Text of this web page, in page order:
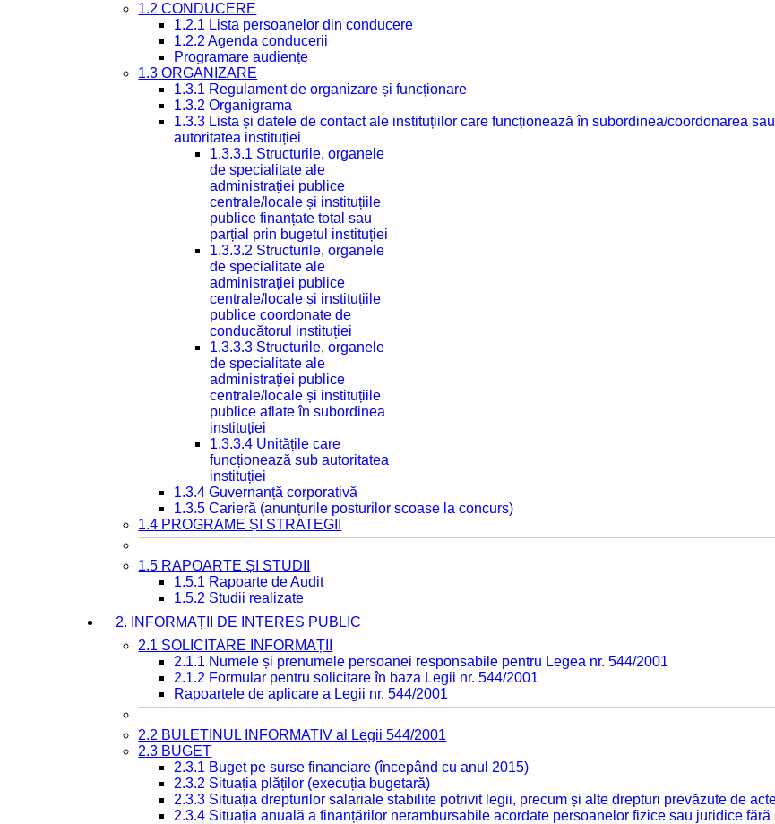
1.2 CONDUCERE
1.2.1 Lista persoanelor din conducere
1.2.2 Agenda conducerii
Programare audiențe
1.3 ORGANIZARE
1.3.1 Regulament de organizare și funcționare
1.3.2 Organigrama
1.3.3 Lista și datele de contact ale instituțiilor care funcționează în subordinea/coordonarea
autoritatea instituției
1.3.3.1 Structurile, organele
de specialitate ale
administrației publice
centrale/locale și instituțiile
publice finanțate total sau
parțial prin bugetul instituției
1.3.3.2 Structurile, organele
de specialitate ale
administrației publice
centrale/locale și instituțiile
publice coordonate de
conducătorul instituției
1.3.3.3 Structurile, organele
de specialitate ale
administrației publice
centrale/locale și instituțiile
publice aflate în subordinea
instituției
1.3.3.4 Unitățile care
funcționează sub autoritatea
instituției
1.3.4 Guvernanță corporativă
1.3.5 Carieră (anunțurile posturilor scoase la concurs)
1.4 PROGRAME ȘI STRATEGII
1.5 RAPOARTE ȘI STUDII
1.5.1 Rapoarte de Audit
1.5.2 Studii realizate
2. INFORMAȚII DE INTERES PUBLIC
2.1 SOLICITARE INFORMAȚII
2.1.1 Numele și prenumele persoanei responsabile pentru Legea nr. 544/2001
2.1.2 Formular pentru solicitare în baza Legii nr. 544/2001
Rapoartele de aplicare a Legii nr. 544/2001
2.2 BULETINUL INFORMATIV al Legii 544/2001
2.3 BUGET
2.3.1 Buget pe surse financiare (începând cu anul 2015)
2.3.2 Situația plăților (execuția bugetară)
2.3.3 Situația drepturilor salariale stabilite potrivit legii, precum și alte drepturi prevăzute de
2.3.4 Situația anuală a finanțărilor nerambursabile acordate persoanelor fizice sau juridice fără